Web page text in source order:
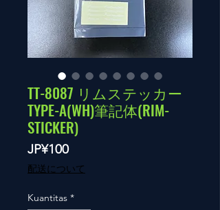
TT-8087 リムステッカー
TYPE-A(WH)筆記体(RIM-
STICKER)
JP¥100Harga
配送について
Kuantitas *